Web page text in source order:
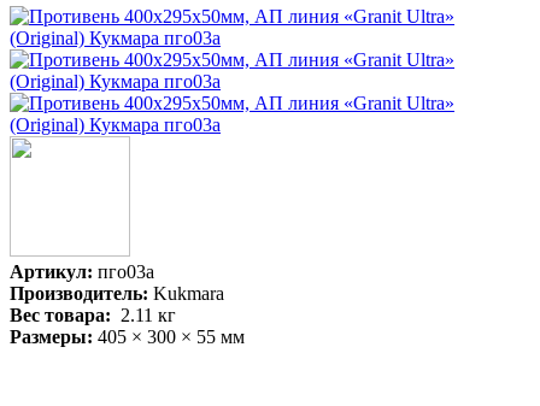
Артикул: пго03а
Производитель: Kukmara
Вес товара: 2.11 кг
Размеры: 405 × 300 × 55 мм